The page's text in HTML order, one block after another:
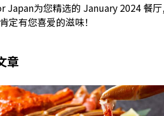
Japan为您精选的 January 2024 餐
定有您喜爱的滋味！
章